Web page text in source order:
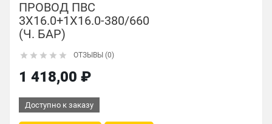
ПРОВОД ПВС
3Х16.0+1Х16.0-380/660
(Ч. БАР)
     ОТЗЫВЫ (0)
1 418,00 ₽
Доступно к заказу